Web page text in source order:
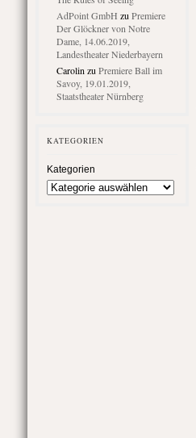
AdPoint GmbH zu Premiere
Der Glöckner von Notre
Dame, 14.06.2019,
Landestheater Niederbayern
Carolin zu Premiere Ball im
Savoy, 19.01.2019,
Staatstheater Nürnberg
KATEGORIEN
Kategorien